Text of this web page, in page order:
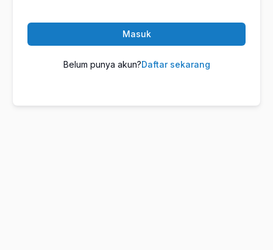
Masuk
Belum punya akun?Daftar sekarang